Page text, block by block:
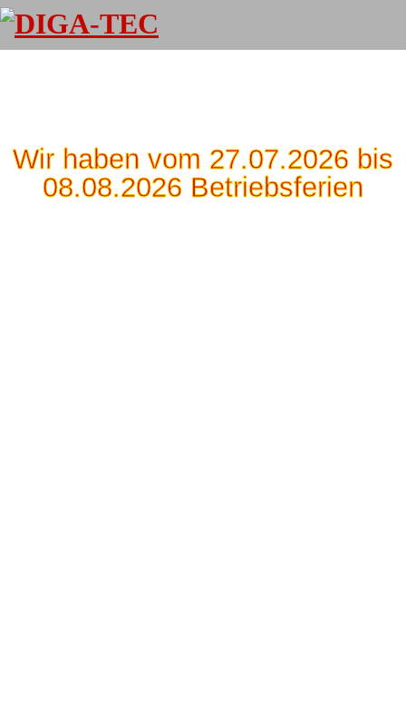
Wir haben vom 27.07.2026 bis
08.08.2026 Betriebsferien